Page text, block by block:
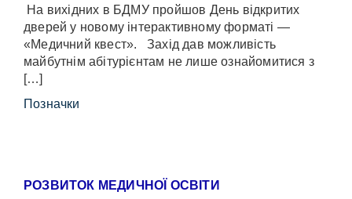
На вихідних в БДМУ пройшов День відкритих
дверей у новому інтерактивному форматі —
«Медичний квест». Захід дав можливість
майбутнім абітурієнтам не лише ознайомитися з
[…]
Позначки
РОЗВИТОК МЕДИЧНОЇ ОСВІТИ